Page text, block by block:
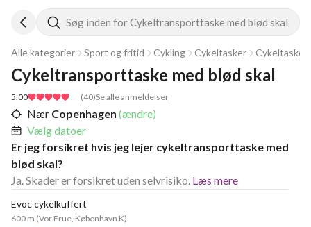
Søg inden for Cykeltransporttaske med blød skal
Alle kategorier Sport og fritid Cykling Cykeltasker Cykeltaske
5.00 (40)Se alle anmeldelser
Cykeltransporttaske med blød skal
Nær Copenhagen (ændre)
Vælg datoer
Er jeg forsikret hvis jeg lejer cykeltransporttaske med
blød skal?
Ja. Skader er forsikret uden selvrisiko. Læs mere
Evoc cykelkuffert
600 m (Vor Frue, København K)